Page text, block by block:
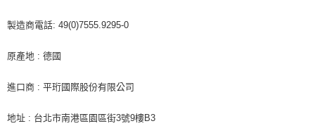
製造商電話: 49(0)7555.9295-0
原產地 : 德國
進口商 : 平珩國際股份有限公司
地址 : 台北市南港區園區街3號9樓B3